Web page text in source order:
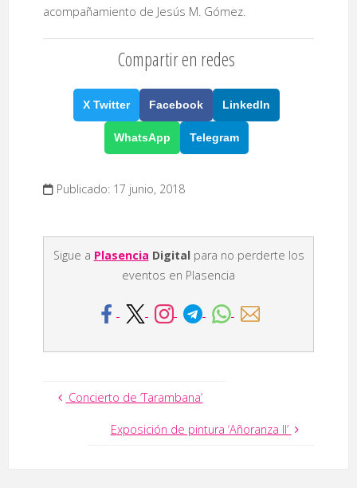
acompañamiento de Jesús M. Gómez.
Compartir en redes
X Twitter Facebook LinkedIn
WhatsApp Telegram
Publicado: 17 junio, 2018
Sigue a Plasencia Digitalpara no perderte los
eventos en Plasencia
Concierto de ‘Tarambana’
Exposición de pintura ‘Añoranza II’